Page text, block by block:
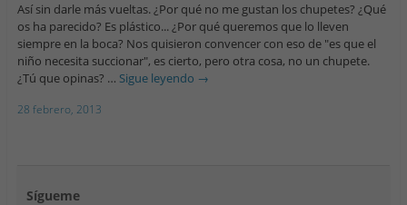
Así sin darle más vueltas. ¿Por qué no me gustan los chupetes? ¿Qué
os ha parecido? Es plástico... ¿Por qué queremos que lo lleven
siempre en la boca? Nos quisieron convencer con eso de "es que el
niño necesita succionar", es cierto, pero otra cosa, no un chupete.
¿Tú que opinas? … Sigue leyendo →
28 febrero, 2013
Sígueme